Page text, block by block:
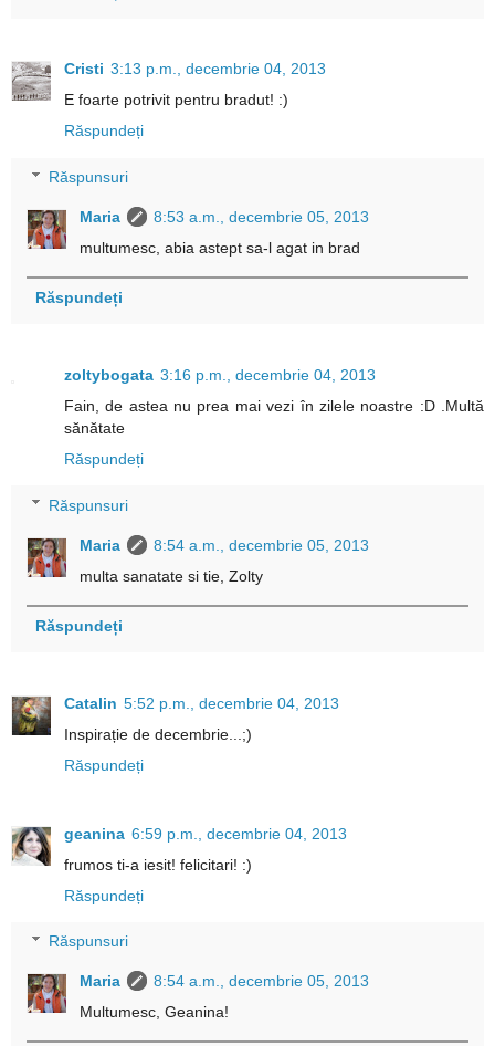
Cristi 3:13 p.m., decembrie 04, 2013
E foarte potrivit pentru bradut! :)
Răspundeți
Răspunsuri
Maria
8:53 a.m., decembrie 05, 2013
multumesc, abia astept sa-l agat in brad
Răspundeți
zoltybogata 3:16 p.m., decembrie 04, 2013
Fain, de astea nu prea mai vezi în zilele noastre :D .Multă
sănătate
Răspundeți
Răspunsuri
Maria
8:54 a.m., decembrie 05, 2013
multa sanatate si tie, Zolty
Răspundeți
Catalin 5:52 p.m., decembrie 04, 2013
Inspirație de decembrie...;)
Răspundeți
geanina 6:59 p.m., decembrie 04, 2013
frumos ti-a iesit! felicitari! :)
Răspundeți
Răspunsuri
Maria
8:54 a.m., decembrie 05, 2013
Multumesc, Geanina!